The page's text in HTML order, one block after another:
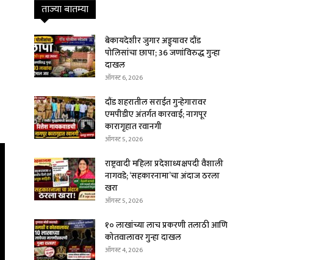
ताज्या बातम्या
बेकायदेशीर जुगार अड्ड्यावर दौंड
पोलिसांचा छापा; 36 जणांविरुद्ध गुन्हा
दाखल
ऑगस्ट 6, 2026
दौंड शहरातील सराईत गुन्हेगारावर
एमपीडीए अंतर्गत कारवाई; नागपूर
कारागृहात रवानगी
ऑगस्ट 5, 2026
राष्ट्रवादी महिला प्रदेशाध्यक्षपदी वैशाली
नागवडे; ‘सहकारनामा’चा अंदाज ठरला
खरा
ऑगस्ट 5, 2026
१० लाखांच्या लाच प्रकरणी तलाठी आणि
कोतवालावर गुन्हा दाखल
ऑगस्ट 4, 2026